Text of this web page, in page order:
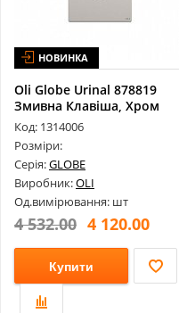
НОВИНКА
Oli Globe Urinal 878819
Змивна Клавіша, Хром
Мат
Код: 1314006
Розміри:
Серія:GLOBE
Виробник:OLI
Од.вимірювання: шт
4 532.00 4 120.00
Купити